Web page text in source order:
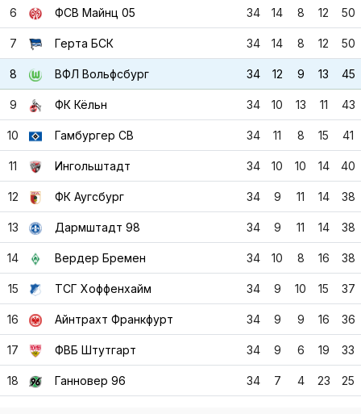
6 ФСВ Майнц 05 34 14 8 12 50
7 Герта БСК 34 14 8 12 50
8 ВФЛ Вольфсбург 34 12 9 13 45
9 ФК Кёльн 34 10 13 11 43
10 Гамбургер СВ 34 11 8 15 41
11 Ингольштадт 34 10 10 14 40
12 ФК Аугсбург 34 9 11 14 38
13 Дармштадт 98 34 9 11 14 38
14 Вердер Бремен 34 10 8 16 38
15 ТСГ Хоффенхайм 34 9 10 15 37
16 Айнтрахт Франкфурт 34 9 9 16 36
17 ФВБ Штутгарт 34 9 6 19 33
18 Ганновер 96 34 7 4 23 25